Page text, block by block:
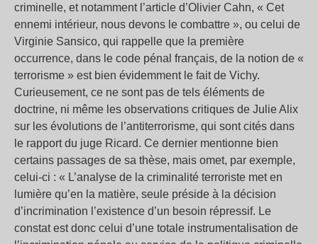
criminelle, et notamment l’article d’Olivier Cahn, « Cet
ennemi intérieur, nous devons le combattre », ou celui de
Virginie Sansico, qui rappelle que la première
occurrence, dans le code pénal français, de la notion de «
terrorisme » est bien évidemment le fait de Vichy.
Curieusement, ce ne sont pas de tels éléments de
doctrine, ni même les observations critiques de Julie Alix
sur les évolutions de l’antiterrorisme, qui sont cités dans
le rapport du juge Ricard. Ce dernier mentionne bien
certains passages de sa thèse, mais omet, par exemple,
celui-ci : « L’analyse de la criminalité terroriste met en
lumière qu’en la matière, seule préside à la décision
d’incrimination l’existence d’un besoin répressif. Le
constat est donc celui d’une totale instrumentalisation de